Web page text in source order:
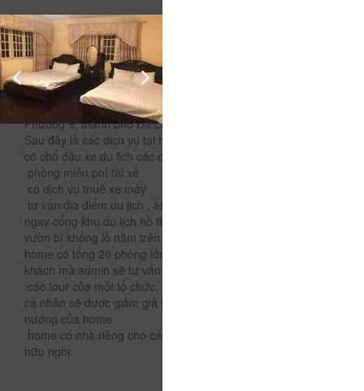
Thông Tin Chi Tiết Của Homestay Minh Thư
Mô tả
Homestay Minh Thư tọa lạc tại 2/1 Hồ Xuân Hương,
Phường 9, thành phố Đà Lạt.
Sau đây là các dịch vụ tại home:
có chổ đậu xe du lịch các chỗ
phòng miễn phí tài xế
có dịch vụ thuê xe máy
tư vấn địa điểm du lịch , ăn uống
ngay cổng khu du lịch hồ than thở 500m đồi thông 2 mộ và
vườn bí khổng lồ nằm trên trục đường nhiều địa điểm du lịch.
home có tổng 20 phòng lớn nhỏ tuỳ địa hình và sở thích của
khách mà admin sẽ tư vấn nhiệt tình
các tour của một tổ chức, tập thể, trường học, công ty hay
cá nhân sẽ được giảm giá và tận dụng khuông viên nấu
nướng của home
home có nhà riêng cho các bạn thuê tháng hoặc lâu dài giá
hữu nghị.